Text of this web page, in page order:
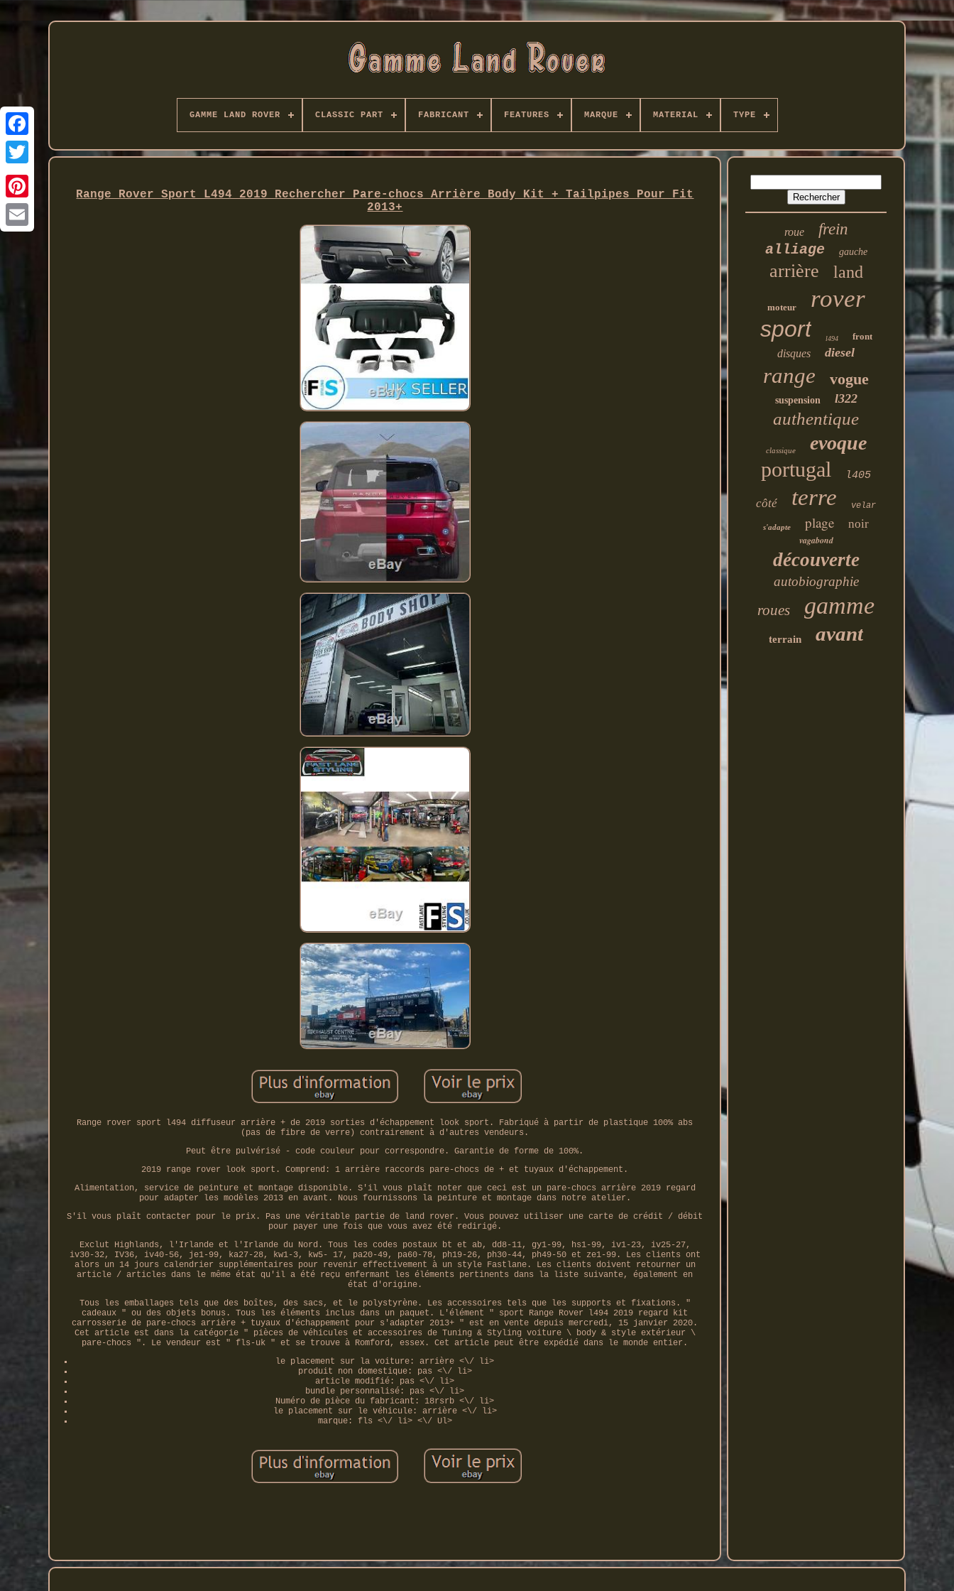
Twitter
GAMME LAND ROVER CLASSIC PART FABRICANT FEATURES MARQUE MATERIAL TYPE
Range Rover Sport L494 2019 Rechercher Pare-chocs Arrière Body Kit + Tailpipes Pour Fit
2013+
Range rover sport l494 diffuseur arrière + de 2019 sorties d'échappement look sport. Fabriqué à partir de plastique 100% abs
(pas de fibre de verre) contrairement à d'autres vendeurs.
Peut être pulvérisé - code couleur pour correspondre. Garantie de forme de 100%.
2019 range rover look sport. Comprend: 1 arrière raccords pare-chocs de + et tuyaux d'échappement.
Alimentation, service de peinture et montage disponible. S'il vous plaît noter que ceci est un pare-chocs arrière 2019 regard
pour adapter les modèles 2013 en avant. Nous fournissons la peinture et montage dans notre atelier.
S'il vous plaît contacter pour le prix. Pas une véritable partie de land rover. Vous pouvez utiliser une carte de crédit / débit
pour payer une fois que vous avez été redirigé.
Exclut Highlands, l'Irlande et l'Irlande du Nord. Tous les codes postaux bt et ab, dd8-11, gy1-99, hs1-99, iv1-23, iv25-27,
iv30-32, IV36, iv40-56, je1-99, ka27-28, kw1-3, kw5- 17, pa20-49, pa60-78, ph19-26, ph30-44, ph49-50 et ze1-99. Les clients ont
alors un 14 jours calendrier supplémentaires pour revenir effectivement à un style Fastlane. Les clients doivent retourner un
article / articles dans le même état qu'il a été reçu enfermant les éléments pertinents dans la liste suivante, également en
état d'origine.
Tous les emballages tels que des boîtes, des sacs, et le polystyrène. Les accessoires tels que les supports et fixations. "
cadeaux " ou des objets bonus. Tous les éléments inclus dans un paquet. L'élément " sport Range Rover l494 2019 regard kit
carrosserie de pare-chocs arrière + tuyaux d'échappement pour s'adapter 2013+ " est en vente depuis mercredi, 15 janvier 2020.
Cet article est dans la catégorie " pièces de véhicules et accessoires de Tuning & Styling voiture \ body & style extérieur \
pare-chocs ". Le vendeur est " fls-uk " et se trouve à Romford, essex. Cet article peut être expédié dans le monde entier.
le placement sur la voiture: arrière <\/ li>
produit non domestique: pas <\/ li>
article modifié: pas <\/ li>
bundle personnalisé: pas <\/ li>
Numéro de pièce du fabricant: 18rsrb <\/ li>
le placement sur le véhicule: arrière <\/ li>
marque: fls <\/ li> <\/ Ul>
roue frein
alliage gauche
arrière land
moteur rover
sport l494 front
disques diesel
range vogue
suspension l322
authentique
classique evoque
portugal l405
côté terre velar
s'adapte plage noir
vagabond
découverte
autobiographie
roues gamme
terrain avant